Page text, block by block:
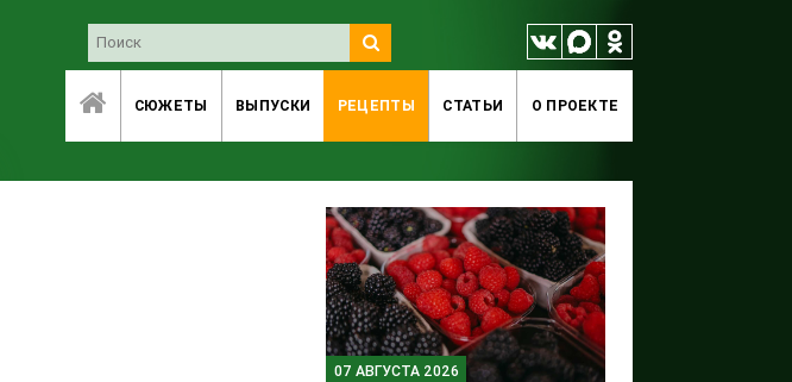
СЮЖЕТЫ ВЫПУСКИ РЕЦЕПТЫ СТАТЬИ O ПРОЕКТЕ
07 АВГУСТА 2026